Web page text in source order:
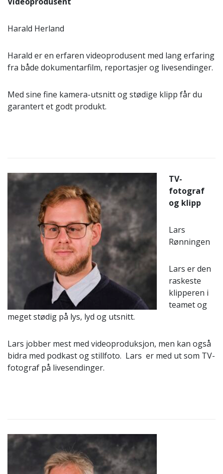
Harald Herland
Harald er en erfaren videoprodusent med lang erfaring
fra både dokumentarfilm, reportasjer og livesendinger.
Med sine fine kamera-utsnitt og stødige klipp får du
garantert et godt produkt.
TV-
fotograf
og klipp
Lars
Rønningen
Lars er den
raskeste
klipperen i
teamet og
meget stødig på lys, lyd og utsnitt.
Lars jobber mest med videoproduksjon, men kan også
bidra med podkast og stillfoto. Lars er med ut som TV-
fotograf på livesendinger.